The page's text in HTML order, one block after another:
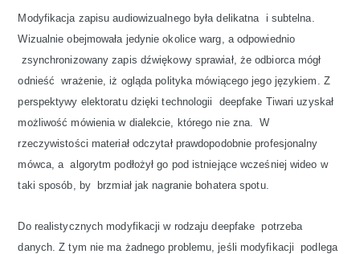
Modyfikacja zapisu audiowizualnego była delikatna i subtelna.
Wizualnie obejmowała jedynie okolice warg, a odpowiednio
zsynchronizowany zapis dźwiękowy sprawiał, że odbiorca mógł
odnieść wrażenie, iż ogląda polityka mówiącego jego językiem. Z
perspektywy elektoratu dzięki technologii deepfake Tiwari uzyskał
możliwość mówienia w dialekcie, którego nie zna. W
rzeczywistości materiał odczytał prawdopodobnie profesjonalny
mówca, a algorytm podłożył go pod istniejące wcześniej wideo w
taki sposób, by brzmiał jak nagranie bohatera spotu.
Do realistycznych modyfikacji w rodzaju deepfake potrzeba
danych. Z tym nie ma żadnego problemu, jeśli modyfikacji podlega